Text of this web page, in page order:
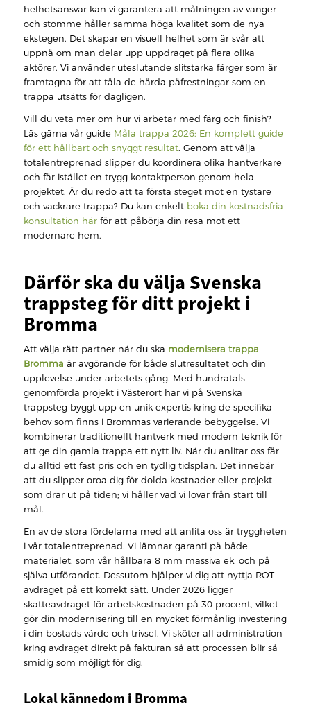
helhetsansvar kan vi garantera att målningen av vanger
och stomme håller samma höga kvalitet som de nya
ekstegen. Det skapar en visuell helhet som är svår att
uppnå om man delar upp uppdraget på flera olika
aktörer. Vi använder uteslutande slitstarka färger som är
framtagna för att tåla de hårda påfrestningar som en
trappa utsätts för dagligen.
Vill du veta mer om hur vi arbetar med färg och finish?
Läs gärna vår guide Måla trappa 2026: En komplett guide
för ett hållbart och snyggt resultat. Genom att välja
totalentreprenad slipper du koordinera olika hantverkare
och får istället en trygg kontaktperson genom hela
projektet. Är du redo att ta första steget mot en tystare
och vackrare trappa? Du kan enkelt boka din kostnadsfria
konsultation härför att påbörja din resa mot ett
modernare hem.
Därför ska du välja Svenska
trappsteg för ditt projekt i
Bromma
Att välja rätt partner när du ska modernisera trappa
Bromma är avgörande för både slutresultatet och din
upplevelse under arbetets gång. Med hundratals
genomförda projekt i Västerort har vi på Svenska
trappsteg byggt upp en unik expertis kring de specifika
behov som finns i Brommas varierande bebyggelse. Vi
kombinerar traditionellt hantverk med modern teknik för
att ge din gamla trappa ett nytt liv. När du anlitar oss får
du alltid ett fast pris och en tydlig tidsplan. Det innebär
att du slipper oroa dig för dolda kostnader eller projekt
som drar ut på tiden; vi håller vad vi lovar från start till
mål.
En av de stora fördelarna med att anlita oss är tryggheten
i vår totalentreprenad. Vi lämnar garanti på både
materialet, som vår hållbara 8 mm massiva ek, och på
själva utförandet. Dessutom hjälper vi dig att nyttja ROT-
avdraget på ett korrekt sätt. Under 2026 ligger
skatteavdraget för arbetskostnaden på 30 procent, vilket
gör din modernisering till en mycket förmånlig investering
i din bostads värde och trivsel. Vi sköter all administration
kring avdraget direkt på fakturan så att processen blir så
smidig som möjligt för dig.
Lokal kännedom i Bromma